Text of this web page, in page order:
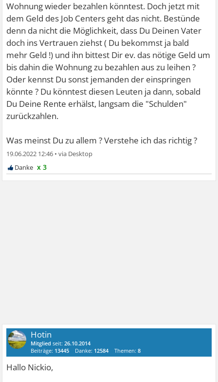
Wohnung wieder bezahlen könntest. Doch jetzt mit
dem Geld des Job Centers geht das nicht. Bestünde
denn da nicht die Möglichkeit, dass Du Deinen Vater
doch ins Vertrauen ziehst ( Du bekommst ja bald
mehr Geld !) und ihn bittest Dir ev. das nötige Geld um
bis dahin die Wohnung zu bezahlen aus zu leihen ?
Oder kennst Du sonst jemanden der einspringen
könnte ? Du könntest diesen Leuten ja dann, sobald
Du Deine Rente erhälst, langsam die "Schulden"
zurückzahlen.
Was meinst Du zu allem ? Verstehe ich das richtig ?
19.06.2022 12:46 •
x 3
Hotin
Mitglied seit:26.10.2014
Beiträge: 13445 Danke: 12584 Themen:8
Hallo Nickio,